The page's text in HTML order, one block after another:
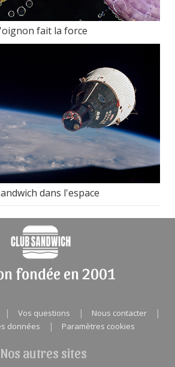
fait la force
dans l'espace
fondée en 2001
| Vos questions | Nous contacter |
données | Paramètres cookies
Nos autres sites